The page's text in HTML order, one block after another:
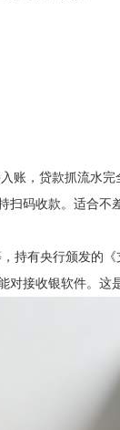
账，贷款抓流水
码收款。适合不
有央行颁发的《
接收银软件。这